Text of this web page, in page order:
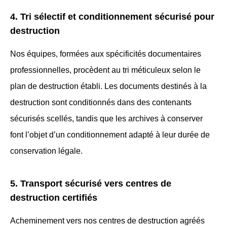
4. Tri sélectif et conditionnement sécurisé pour
destruction
Nos équipes, formées aux spécificités documentaires
professionnelles, procèdent au tri méticuleux selon le
plan de destruction établi. Les documents destinés à la
destruction sont conditionnés dans des contenants
sécurisés scellés, tandis que les archives à conserver
font l’objet d’un conditionnement adapté à leur durée de
conservation légale.
5. Transport sécurisé vers centres de
destruction certifiés
Acheminement vers nos centres de destruction agréés